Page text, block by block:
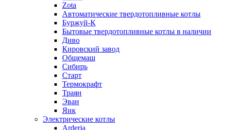
Zota
Автоматические твердотопливные котлы
Буржуй-К
Бытовые твердотопливные котлы в наличии
Диво
Кировский завод
Общемаш
Сибирь
Старт
Термокрафт
Траян
Эван
Яик
Электрические котлы
Arderia